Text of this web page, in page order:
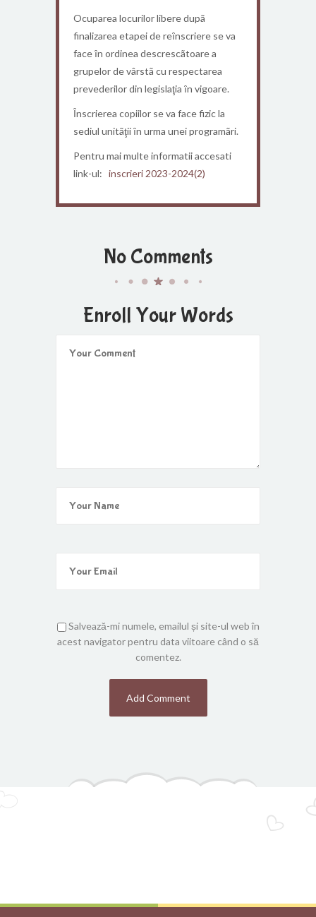
Ocuparea locurilor libere dupã
finalizarea etapei de reȋnscriere se va
face ȋn ordinea descrescãtoare a
grupelor de vârstã cu respectarea
prevederilor din legislaţia ȋn vigoare.
Ȋnscrierea copiilor se va face fizic la
sediul unitãţii ȋn urma unei programãri.
Pentru mai multe informatii accesati
link-ul: inscrieri 2023-2024(2)
No Comments
Enroll Your Words
Salvează-mi numele, emailul și site-ul web în
acest navigator pentru data viitoare când o să
comentez.